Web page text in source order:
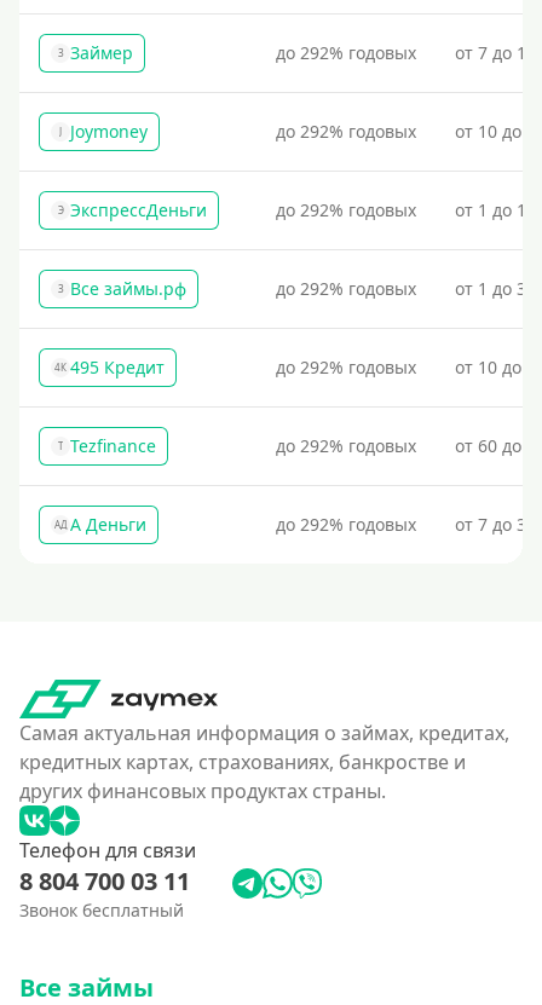
З Займер до 292% годовых от 7 до
J Joymoney до 292% годовых от 10 до
Э ЭкспрессДеньги до 292% годовых от 1 до
З Все займы.рф до 292% годовых от 1 до
4К 495 Кредит до 292% годовых от 10 до
T Tezfinance до 292% годовых от 60 до
АД А Деньги до 292% годовых от 7 до
Самая актуальная информация о займах, кредитах,
кредитных картах, страхованиях, банкростве и
других финансовых продуктах страны.
Телефон для связи
8 804 700 03 11
Звонок бесплатный
Все займы